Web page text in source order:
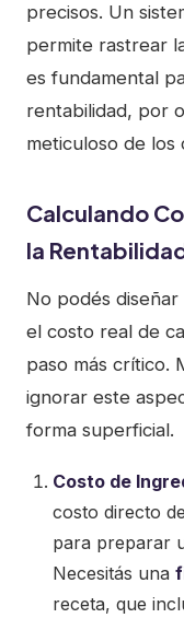
precisos. Un
permite rastrear
es fundamental
rentabilidad, por
meticuloso de los
Calculando
la
No podés
el costo real de
paso más crítico.
ignorar este
forma superficial.
Costo de
costo directo
para preparar
Necesitás una
receta, que